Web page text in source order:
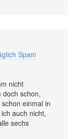
Spam
nicht
doch schon,
einmal in
auch nicht,
sechs